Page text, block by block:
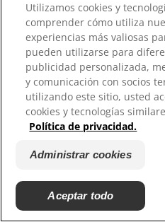
Utilizamos cookies y
comprender cómo utiliza
experiencias más valiosas
pueden utilizarse para
publicidad personalizada,
y comunicación con socios
utilizando este sitio, usted
cookies y tecnologías
Política de privacidad.
Administrar cookies
Aceptar todo